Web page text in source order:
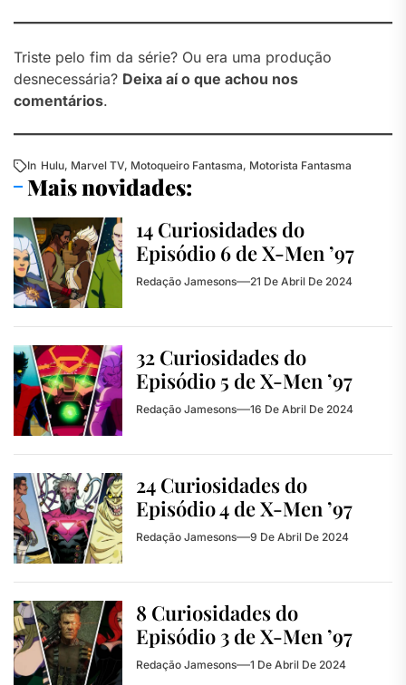
Triste pelo fim da série? Ou era uma produção
desnecessária? Deixa aí o que achou nos
comentários.
In Hulu, Marvel TV, Motoqueiro Fantasma, Motorista Fantasma
Mais novidades:
14 Curiosidades do
Episódio 6 de X-Men ’97
Redação Jamesons 21 De Abril De 2024
32 Curiosidades do
Episódio 5 de X-Men ’97
Redação Jamesons 16 De Abril De 2024
24 Curiosidades do
Episódio 4 de X-Men ’97
Redação Jamesons 9 De Abril De 2024
8 Curiosidades do
Episódio 3 de X-Men ’97
Redação Jamesons 1 De Abril De 2024